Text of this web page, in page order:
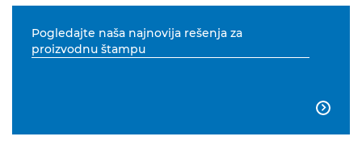
Pogledajte naša najnovija rešenja za
proizvodnu štampu
